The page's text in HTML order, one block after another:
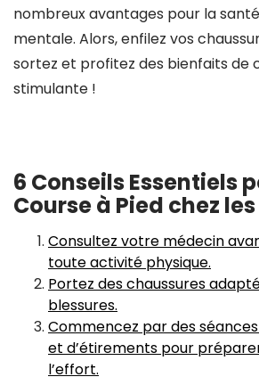
nombreux avantages pour la
mentale. Alors, enfilez vos
sortez et profitez des bienfaits de
stimulante !
6 Conseils Essentiels
Course à Pied chez
Consultez votre médecin
toute activité physique.
Portez des chaussures
blessures.
Commencez par des
et d’étirements pour
l’effort.